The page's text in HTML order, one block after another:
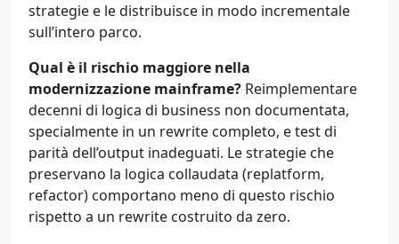
strategie e le distribuisce in modo incrementale
sull’intero parco.
Qual è il rischio maggiore nella
modernizzazione mainframe? Reimplementare
decenni di logica di business non documentata,
specialmente in un rewrite completo, e test di
parità dell’output inadeguati. Le strategie che
preservano la logica collaudata (replatform,
refactor) comportano meno di questo rischio
rispetto a un rewrite costruito da zero.